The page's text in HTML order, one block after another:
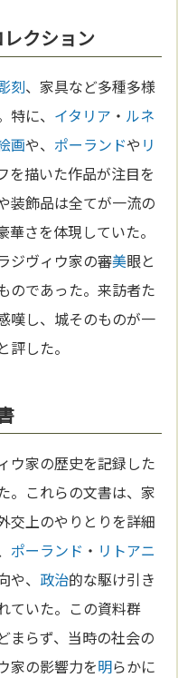
クション
刻、家具など多種多様
に、 イタリア ・ ルネ
画や、 ポーランドや リ
を描いた作品が注目を
装飾品は全てが一流の
さを体現していた。
ジヴィウ家の審美眼と
のであった。来訪者た
嘆し、城そのものが一
した。
ウ家の歴史を記録した
。これらの文書は、家
交上のやりとりを詳細
ポーランド ・ リトアニ
、 政治的な駆け引き
ていた。この資料群
まらず、当時の社会の
家の影響力を明らかに